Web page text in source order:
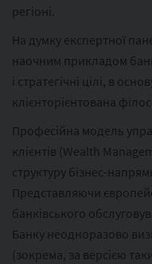
регіоні.
На думку експертної
наочним прикладом
і стратегічні цілі, в
клієнторієнтована
Професійна модель
клієнтів (Wealth
структуру бізнес-
Представляючи
банківського
Банку неодноразово
(зокрема, за версією